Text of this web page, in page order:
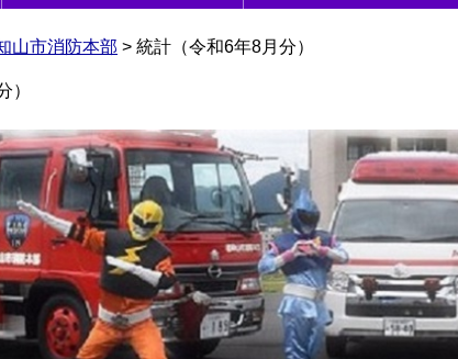
山市消防本部 > 統計（令和6年8月分）
）